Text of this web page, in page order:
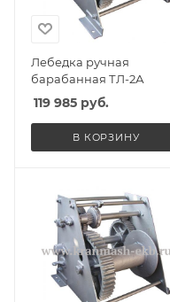
Лебедка ручная
барабанная ТЛ-2А
119 985 руб.
В КОРЗИНУ